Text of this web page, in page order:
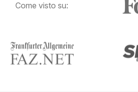
Come visto su: